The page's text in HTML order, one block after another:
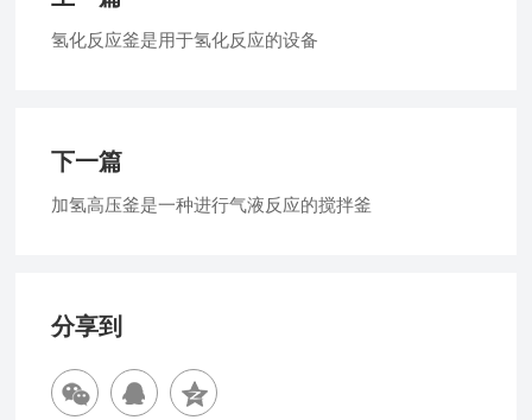
氢化反应釜是用于氢化反应的设备
下一篇
加氢高压釜是一种进行气液反应的搅拌釜
分享到